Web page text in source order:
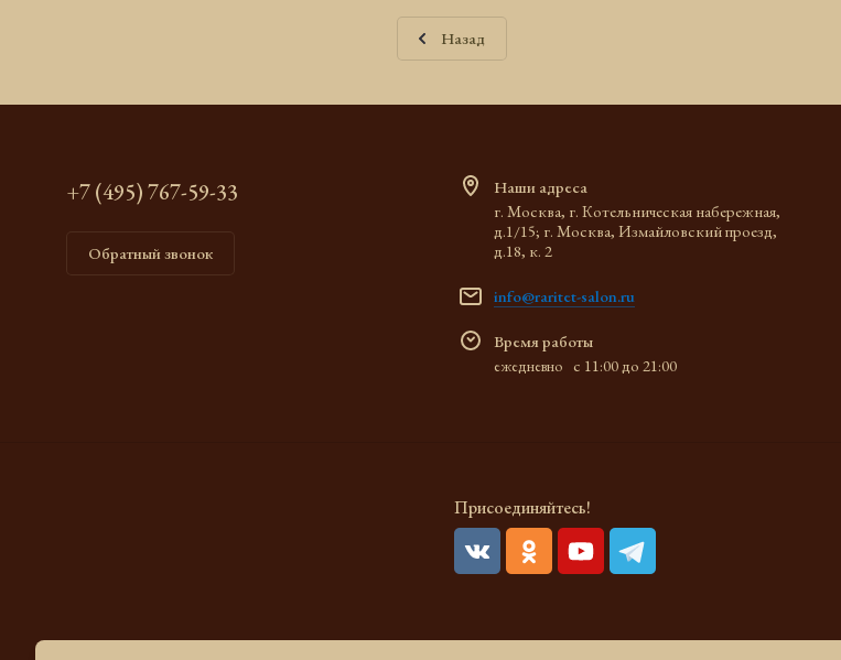
Назад
+7 (495) 767-59-33
Обратный звонок
Наши адреса
г. Москва, г. Котельническая набережная,
д.1/15; г. Москва, Измайловский проезд,
д.18, к. 2
info@raritet-salon.ru
Время работы
ежедневно c 11:00 до 21:00
Присоединяйтесь!